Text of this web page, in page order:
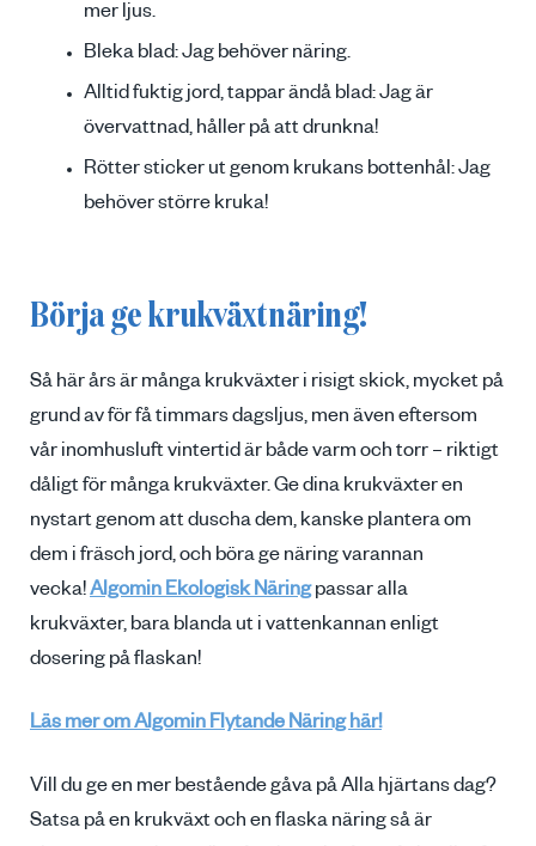
mer ljus.
Bleka blad: Jag behöver näring.
Alltid fuktig jord, tappar ändå blad: Jag är
övervattnad, håller på att drunkna!
Rötter sticker ut genom krukans bottenhål: Jag
behöver större kruka!
Börja ge krukväxtnäring!
Så här års är många krukväxter i risigt skick, mycket på
grund av för få timmars dagsljus, men även eftersom
vår inomhusluft vintertid är både varm och torr – riktigt
dåligt för många krukväxter. Ge dina krukväxter en
nystart genom att duscha dem, kanske plantera om
dem i fräsch jord, och böra ge näring varannan
vecka!Algomin Ekologisk Näringpassar alla
krukväxter, bara blanda ut i vattenkannan enligt
dosering på flaskan!
Läs mer om Algomin Flytande Näring här!
Vill du ge en mer bestående gåva på Alla hjärtans dag?
Satsa på en krukväxt och en flaska näring så är